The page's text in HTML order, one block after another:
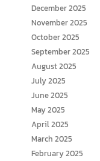
December 2025
November 2025
October 2025
September 2025
August 2025
July 2025
June 2025
May 2025
April 2025
March 2025
February 2025